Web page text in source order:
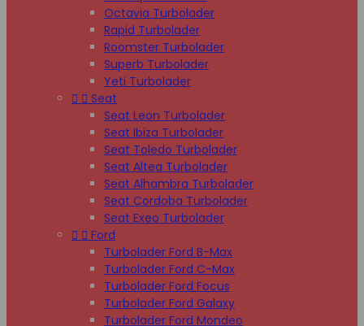
Octavia Turbolader
Rapid Turbolader
Roomster Turbolader
Superb Turbolader
Yeti Turbolader
  Seat
Seat Leon Turbolader
Seat Ibiza Turbolader
Seat Toledo Turbolader
Seat Altea Turbolader
Seat Alhambra Turbolader
Seat Cordoba Turbolader
Seat Exeo Turbolader
  Ford
Turbolader Ford B-Max
Turbolader Ford C-Max
Turbolader Ford Focus
Turbolader Ford Galaxy
Turbolader Ford Mondeo